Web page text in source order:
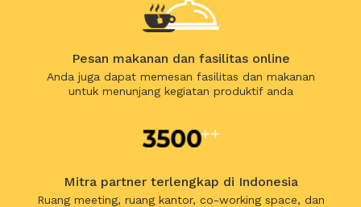
Pesan makanan dan fasilitas online
Anda juga dapat memesan fasilitas dan makanan
untuk menunjang kegiatan produktif anda
Mitra partner terlengkap di Indonesia
Ruang meeting, ruang kantor, co-working space, dan